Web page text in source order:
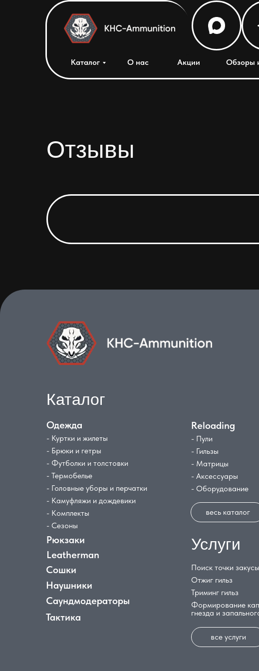
Каталог О нас Акции Обзоры
Отзывы
Каталог
Одежда
- Куртки и жилеты
- Брюки и гетры
- Футболки и толстовки
- Термобелье
- Головные уборы и перчатки
- Камуфляжи и дождевики
- Комплекты
- Сезоны
Рюкзаки
Leatherman
Сошки
Наушники
Саундмодераторы
Тактика
Reloading
- Пули
- Гильзы
- Матрицы
- Аксессуары
- Оборудование
Поиск точки
Услуги
Отжиг гильз
Триминг гильз
Формирование
гнезда и
весь каталог
все услуги